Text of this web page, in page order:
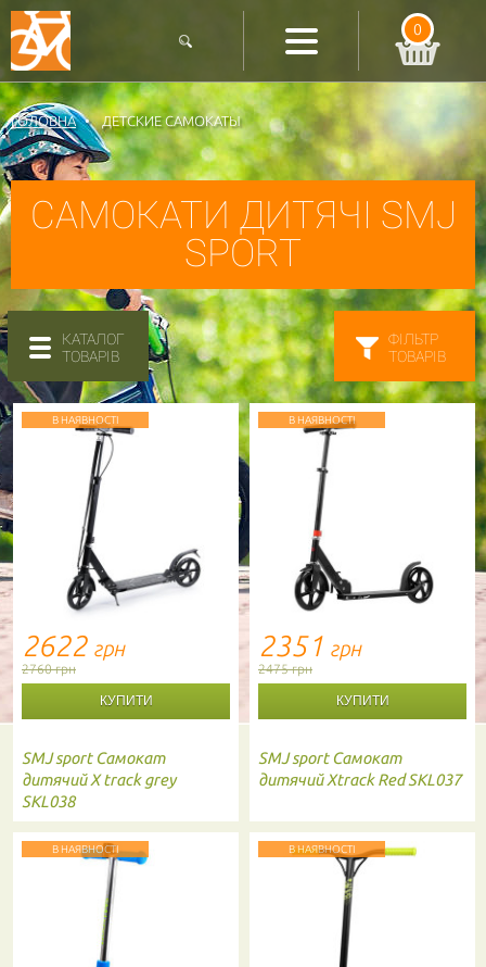
0
ГОЛОВНА ДЕТСКИЕ САМОКАТЫ
САМОКАТИ ДИТЯЧІ SMJ
SPORT
КАТАЛОГ
ТОВАРІВ
ФІЛЬТР
ТОВАРІВ
В НАЯВНОСТІ
2622 грн
2760 грн
SMJ sport Самокат
дитячий X track grey
SKL038
В НАЯВНОСТІ
2351 грн
2475 грн
SMJ sport Самокат
дитячий Xtrack Red SKL037
В НАЯВНОСТІ В НАЯВНОСТІ